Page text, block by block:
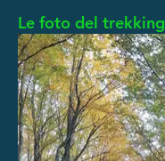
Le foto del trekking